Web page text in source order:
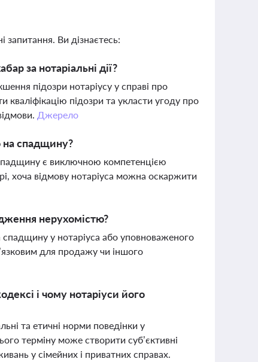
запитання. Ви дізнаєтесь:
за нотаріальні дії?
підозри нотаріусу у справі про
кваліфікацію підозри та укласти угоду про
Джерело
на спадщину?
є виключною компетенцією
хоча відмову нотаріуса можна оскаржити
нерухомістю?
у нотаріуса або уповноваженого
для продажу чи іншого
і чому нотаріуси його
та етичні норми поведінки у
терміну може створити суб’єктивні
у сімейних і приватних справах.